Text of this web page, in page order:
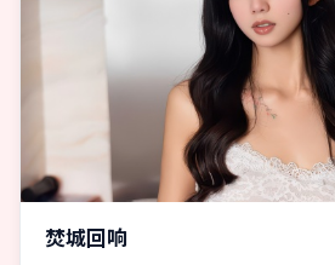
焚城回响